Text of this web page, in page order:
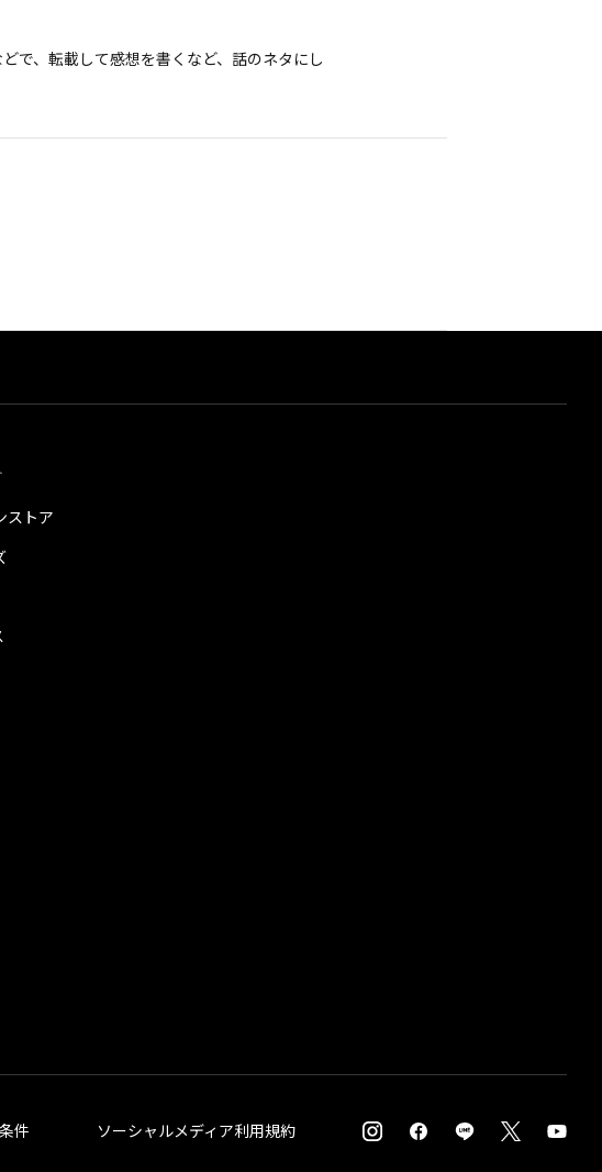
で、転載して感想を書くなど、話のネタにし
ストア
件 ソーシャルメディア利用規約